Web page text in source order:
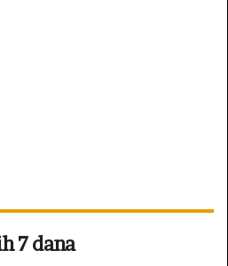
7 dana